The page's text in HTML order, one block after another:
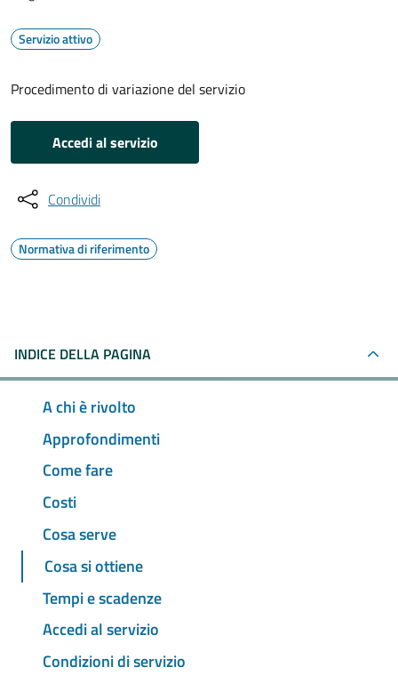
Servizio attivo
Procedimento di variazione del servizio
Accedi al servizio
Condividi
Normativa di riferimento
INDICE DELLA PAGINA
A chi è rivolto
Approfondimenti
Come fare
Costi
Cosa serve
Cosa si ottiene
Tempi e scadenze
Accedi al servizio
Condizioni di servizio